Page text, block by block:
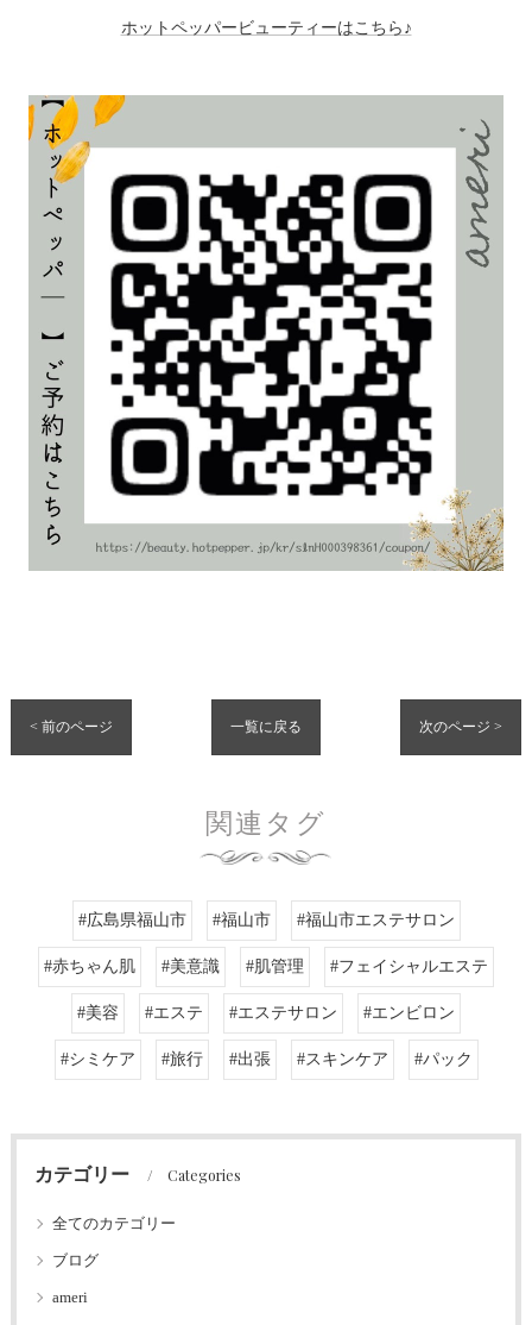
ホットペッパービューティーはこちら♪
< 前のページ 一覧に戻る 次のページ >
関連タグ
#広島県福山市 #福山市 #福山市エステサロン
#赤ちゃん肌 #美意識 #肌管理 #フェイシャルエステ
#美容 #エステ #エステサロン #エンビロン
#シミケア #旅行 #出張 #スキンケア #パック
カテゴリー Categories
全てのカテゴリー
ブログ
ameri